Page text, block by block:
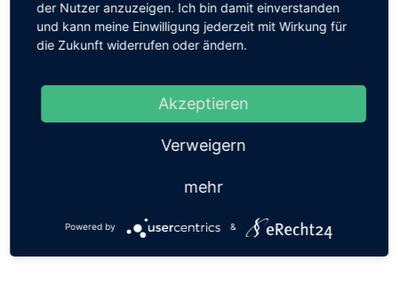
der Nutzer anzuzeigen. Ich bin damit einverstanden
und kann meine Einwilligung jederzeit mit Wirkung für
die Zukunft widerrufen oder ändern.
Akzeptieren
Verweigern
mehr
Powered by &